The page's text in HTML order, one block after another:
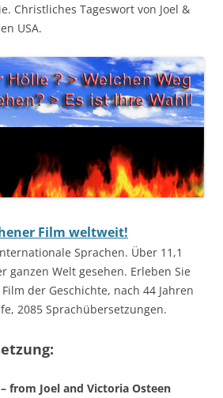
Christliches Tageswort von Joel &
USA.
Film weltweit!
Sprachen. Über 11,1
ganzen Welt gesehen. Erleben Sie
der Geschichte, nach 44 Jahren
2085 Sprachübersetzungen.
– from Joel and Victoria Osteen